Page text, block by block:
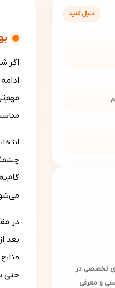
دنبال کنید
تخصصی در
و معرفی
اگر
در
بعد
حتی